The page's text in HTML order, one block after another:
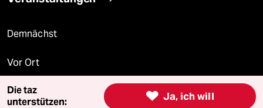
Demnächst
Vor Ort
Live im Stream  Ja, ich will
Die taz
unterstützen: